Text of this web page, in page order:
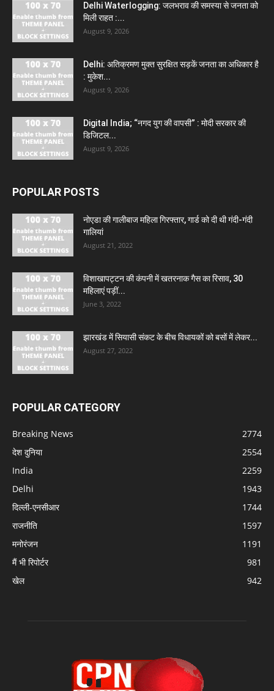
Delhi Waterlogging: जलभराव की समस्या से जनता को
मिली राहत :...
August 9, 2026
Delhi: अतिक्रमण मुक्त सुरक्षित सड़कें जनता का अधिकार है
: मुकेश...
August 9, 2026
Digital India; “नगद युग की वापसी” : मोदी सरकार की
डिजिटल...
August 9, 2026
POPULAR POSTS
नोएडा की गालीबाज महिला गिरफ्तार, गार्ड को दी थी गंदी-गंदी
गालियां
August 21, 2022
विशाखापट्टन की कंपनी में खतरनाक गैस का रिसाव, 30
महिलाएं पड़ीं...
June 3, 2022
झारखंड में सियासी संकट के बीच विधायकों को बसों में लेकर...
August 27, 2022
POPULAR CATEGORY
Breaking News
2774
देश दुनिया
2554
India
2259
Delhi
1943
दिल्ली-एनसीआर
1744
राजनीति
1597
मनोरंजन
1191
मैं भी रिपोर्टर
981
खेल
942